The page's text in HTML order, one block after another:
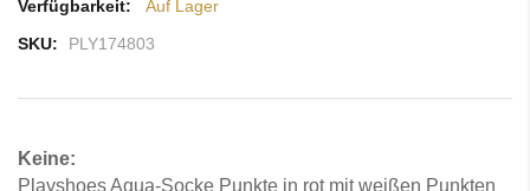
Verfügbarkeit:
Auf Lager
SKU:
PLY174803
Keine:
Playshoes Aqua-Socke Punkte in rot mit weißen Punkten